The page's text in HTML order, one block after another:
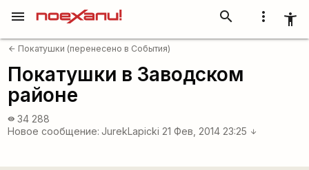
more_vert accessibility_new
search
menu
arrow_back Покатушки (перенесено в События)
Покатушки в Заводском
районе
visibility 34 288
Новое сообщение: JurekLapicki 21 Фев, 2014 23:25 arrow_downward